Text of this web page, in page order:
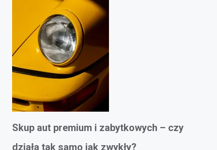
Skup aut premium i zabytkowych – czy
działa tak samo jak zwykły?